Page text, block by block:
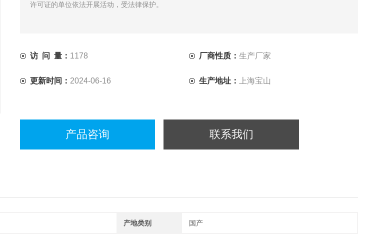
许可证的单位依法开展活动，受法律保护。
访 问 量： 1178 厂商性质： 生产厂家
更新时间： 2024-06-16 生产地址： 上海宝山
产品咨询 联系我们
产地类别 国产